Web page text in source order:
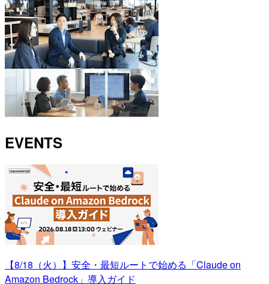
EVENTS
【8/18（火）】安全・最短ルートで始める「Claude on
Amazon Bedrock」導入ガイド